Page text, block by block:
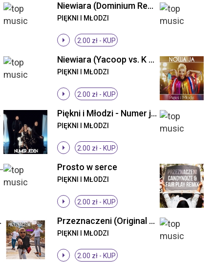
Niewiara (Dominium Remix)
PIĘKNI I MŁODZI
2.00 zł - KUP
Niewiara (Yacoop vs. K & N Remix)
PIĘKNI I MŁODZI
2.00 zł - KUP
Piękni i Młodzi - Numer jeden (Original Mix)
PIĘKNI I MŁODZI
2.00 zł - KUP
Edit) Prosto w serce
PIĘKNI I MŁODZI
2.00 zł - KUP
Przeznaczeni (Original Mix)
PIĘKNI I MŁODZI
2.00 zł - KUP